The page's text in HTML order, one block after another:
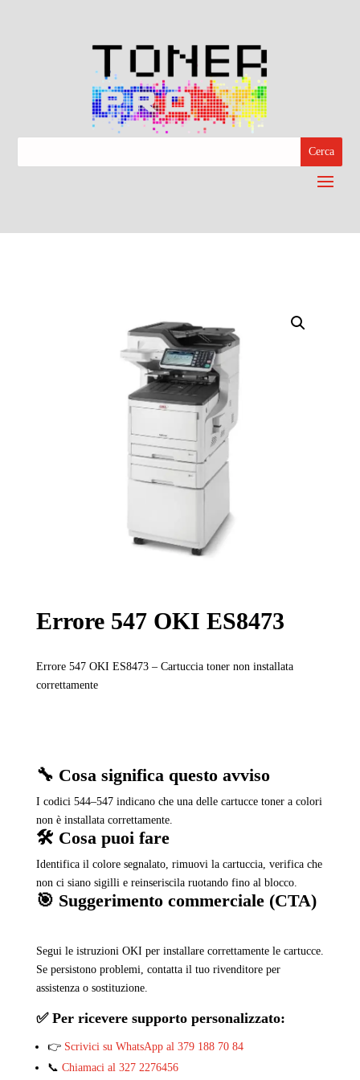
Errore 547 OKI ES8473
Errore 547 OKI ES8473 – Cartuccia toner non installata
correttamente
🔧 Cosa significa questo avviso
I codici 544–547 indicano che una delle cartucce toner a colori
non è installata correttamente.
🛠️ Cosa puoi fare
Identifica il colore segnalato, rimuovi la cartuccia, verifica che
non ci siano sigilli e reinseriscila ruotando fino al blocco.
🎯 Suggerimento commerciale (CTA)
Segui le istruzioni OKI per installare correttamente le cartucce.
Se persistono problemi, contatta il tuo rivenditore per
assistenza o sostituzione.
✅ Per ricevere supporto personalizzato:
👉 Scrivici su WhatsApp al 379 188 70 84
📞 Chiamaci al 327 2276456